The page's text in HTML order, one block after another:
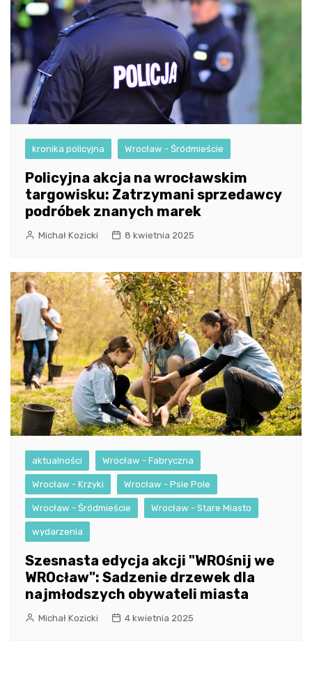
kronika policyjna Wrocław - Śródmieście
Policyjna akcja na wrocławskim
targowisku: Zatrzymani sprzedawcy
podróbek znanych marek
Michał Kozicki 8 kwietnia 2025
aktualności Wrocław - Fabryczna
Wrocław - Krzyki Wrocław - Psie Pole
Wrocław - Śródmieście Wrocław - Stare Miasto
wydarzenia
Szesnasta edycja akcji "WROśnij we
WROcław": Sadzenie drzewek dla
najmłodszych obywateli miasta
Michał Kozicki 4 kwietnia 2025